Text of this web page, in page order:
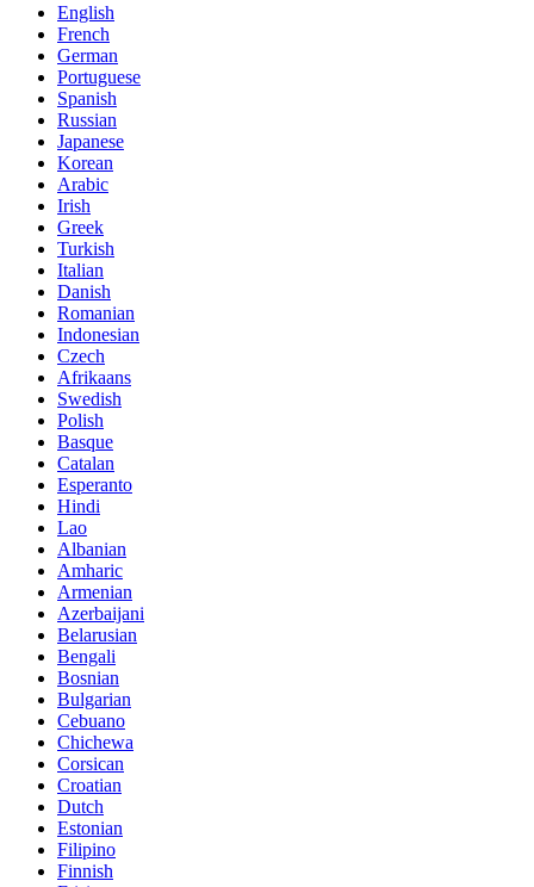
English
French
German
Portuguese
Spanish
Russian
Japanese
Korean
Arabic
Irish
Greek
Turkish
Italian
Danish
Romanian
Indonesian
Czech
Afrikaans
Swedish
Polish
Basque
Catalan
Esperanto
Hindi
Lao
Albanian
Amharic
Armenian
Azerbaijani
Belarusian
Bengali
Bosnian
Bulgarian
Cebuano
Chichewa
Corsican
Croatian
Dutch
Estonian
Filipino
Finnish